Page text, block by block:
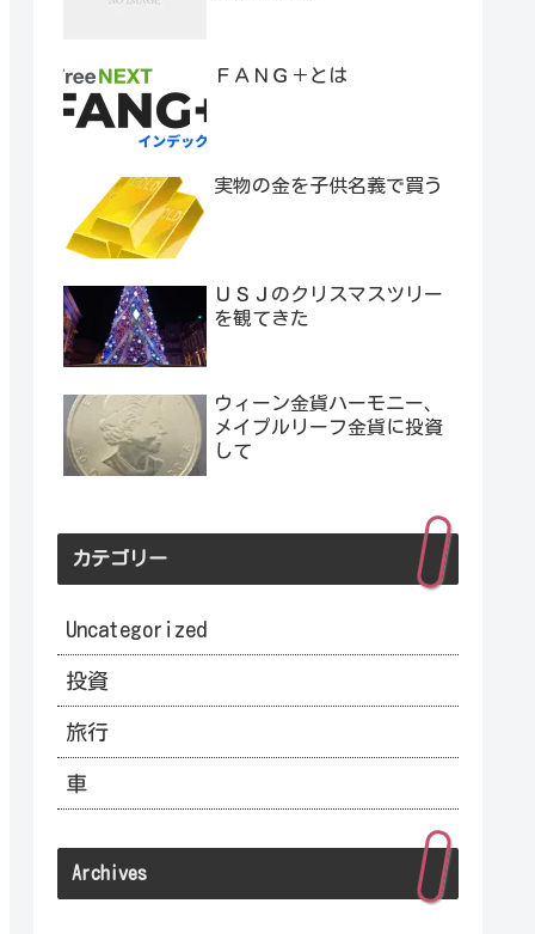
ＦＡＮＧ＋とは
実物の金を子供名義で買う
ＵＳＪのクリスマスツリー
を観てきた
ウィーン金貨ハーモニー、
メイプルリーフ金貨に投資
して
カテゴリー
Uncategorized
投資
旅行
車
Archives